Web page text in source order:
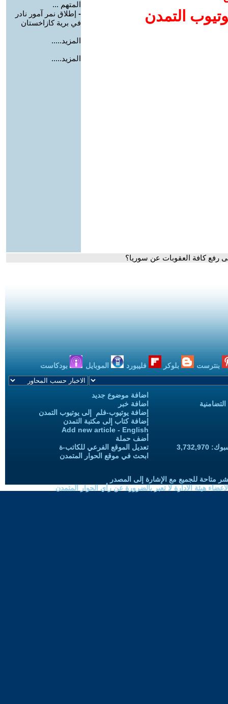
التمدن
المتهم ...
- إطلاق نمر آمور نادر
في برية كازاخستان
المزيد.....
المزيد.....
رفع كافة العقوبات عن سوريا؟
بنترست بلوكر فليبورد الموبايل بودكاست
اضافة موضوع جديد
اضافة خبر
إضافة يوتيوب-فلم إلى يوتيوب التمدن
إضافة كتاب إلى مكتبة التمدن
Add new article - English
أضف حملة
تعديل الموقع الفرعي للكاتب-ة
ابحث في موقع الحوار المتمدن
متاحة للجميع مع الإشارة إلى المصدر
هيئة الادارة لا تعبر بالضرورة عن رأي الحوار المتمدن